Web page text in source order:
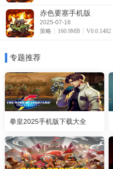
赤色要塞手机版
2025-07-16
策略
160.9MB V0.0.1482
专题推荐
拳皇2025手机版下载大全